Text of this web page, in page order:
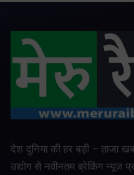
देश दुनिया की हर बड़ी – ताजा
उद्योग से नवीनतम ब्रेकिंग न्यूज